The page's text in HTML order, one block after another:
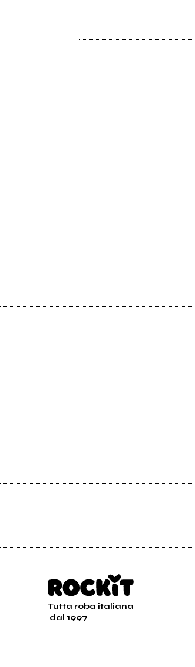
Tutta roba italiana
dal 1997